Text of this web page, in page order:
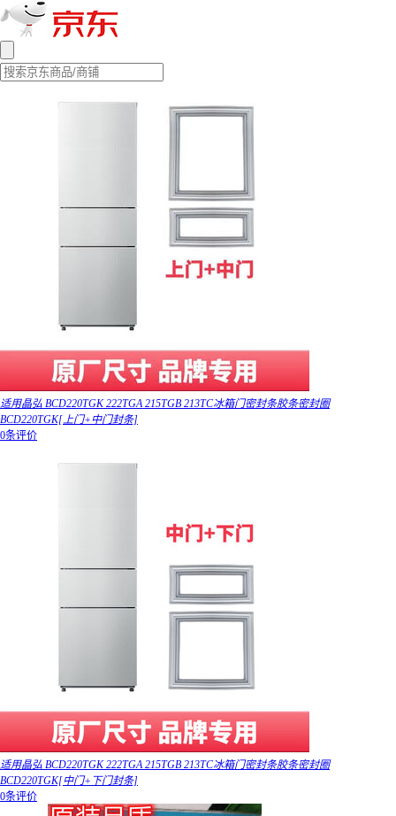
适用晶弘 BCD220TGK 222TGA 215TGB 213TC冰箱门密封条胶条密封圈
BCD220TGK[上门+中门封条]
0条评价
适用晶弘 BCD220TGK 222TGA 215TGB 213TC冰箱门密封条胶条密封圈
BCD220TGK[中门+下门封条]
0条评价